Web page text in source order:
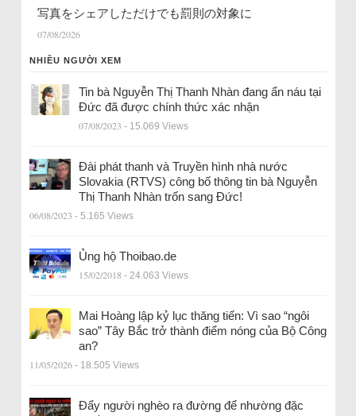
写真をシェアしただけでも罰則の対象に
07/08/2026
NHIỀU NGƯỜI XEM
Tin bà Nguyễn Thị Thanh Nhàn đang ẩn náu tại
Đức đã được chính thức xác nhận
07/08/2023 - 15.069 Views
Đài phát thanh và Truyền hình nhà nước
Slovakia (RTVS) công bố thông tin bà Nguyễn
Thị Thanh Nhàn trốn sang Đức!
06/08/2023 - 5.165 Views
Ủng hộ Thoibao.de
15/02/2018 - 24.063 Views
Mai Hoàng lập kỷ lục thăng tiến: Vì sao “ngôi
sao” Tây Bắc trở thành điểm nóng của Bộ Công
an?
11/05/2026 - 18.505 Views
Đẩy người nghèo ra đường để nhường đặc